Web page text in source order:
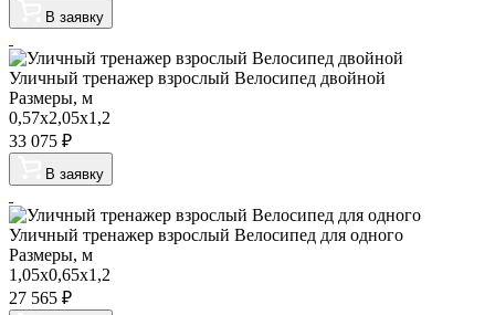
В заявку
Уличный тренажер взрослый Велосипед двойной
Размеры, м
0,57х2,05х1,2
33 075 ₽
В заявку
Уличный тренажер взрослый Велосипед для одного
Размеры, м
1,05х0,65х1,2
27 565 ₽